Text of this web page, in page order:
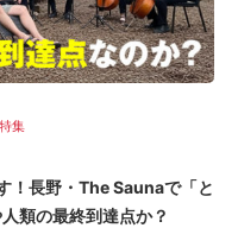
特集
！長野・The Saunaで「と
類の最終到達点か？